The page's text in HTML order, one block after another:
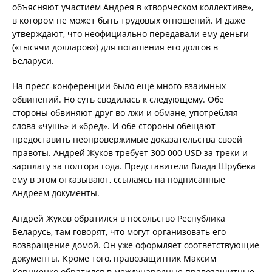
объясняют участием Андрея в «творческом коллективе»,
в котором не может быть трудовых отношений. И даже
утверждают, что неофициально передавали ему деньги
(«тысячи долларов») для погашения его долгов в
Беларуси.
На пресс-конференции было еще много взаимных
обвинений. Но суть сводилась к следующему. Обе
стороны обвиняют друг во лжи и обмане, употребляя
слова «чушь» и «бред». И обе стороны обещают
предоставить неопровержимые доказательства своей
правоты. Андрей Жуков требует 300 000 USD за треки и
зарплату за полтора года. Представители Влада Шрубека
ему в этом отказывают, ссылаясь на подписанные
Андреем документы.
Андрей Жуков обратился в посольство Республика
Беларусь, там говорят, что могут организовать его
возвращение домой. Он уже оформляет соответствующие
документы. Кроме того, правозащитник Максим